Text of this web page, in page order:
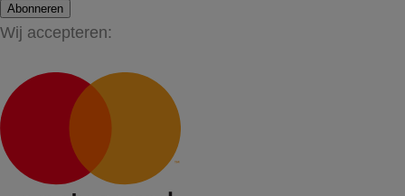
Abonneren
Wij accepteren: